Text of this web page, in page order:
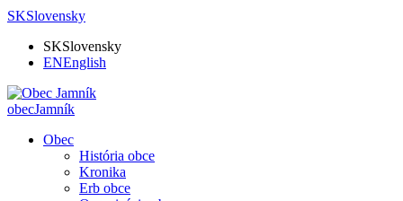
SKSlovensky
SKSlovensky
ENEnglish
obecJamník
Obec
História obce
Kronika
Erb obce